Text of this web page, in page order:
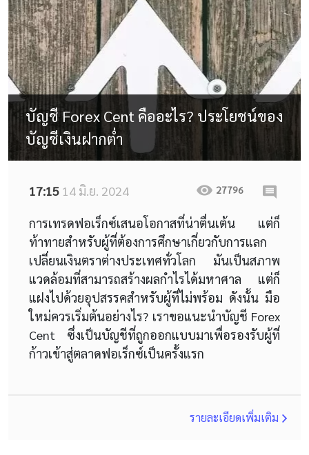
บัญชี Forex Cent คืออะไร? ประโยชน์ของ
บัญชีเงินฝากต่ำ
17:15 14 มิ.ย. 2024 27796
การเทรดฟอเร็กซ์เสนอโอกาสที่น่าตื่นเต้น แต่ก็
ท้าทายสำหรับผู้ที่ต้องการศึกษาเกี่ยวกับการแลก
เปลี่ยนเงินตราต่างประเทศทั่วโลก มันเป็นสภาพ
แวดล้อมที่สามารถสร้างผลกำไรได้มหาศาล แต่ก็
แฝงไปด้วยอุปสรรคสำหรับผู้ที่ไม่พร้อม ดังนั้น มือ
ใหม่ควรเริ่มต้นอย่างไร? เราขอแนะนำบัญชี Forex
Cent ซึ่งเป็นบัญชีที่ถูกออกแบบมาเพื่อรองรับผู้ที่
ก้าวเข้าสู่ตลาดฟอเร็กซ์เป็นครั้งแรก
รายละเอียดเพิ่มเติม